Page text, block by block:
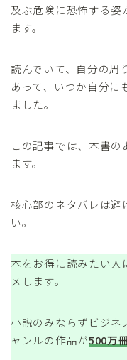
及ぶ危険に恐怖する姿
ます。
読んでいて、自分の周
あって、いつか自分に
ました。
この記事では、本書
ます。
核心部のネタバレは避
い。
本をお得に読みたい人
メします。
小説のみならずビジネ
ャンルの作品が500万